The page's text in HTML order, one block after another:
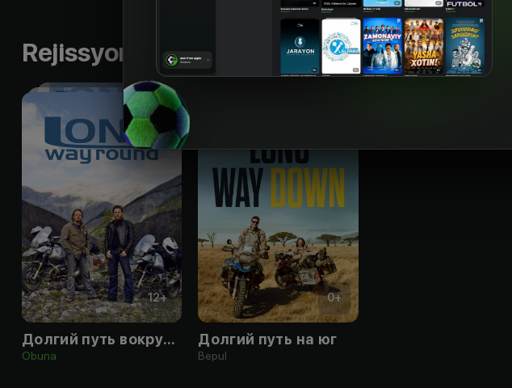
Rejissyorning boshqa ishlari
12+
Долгий путь вокруг Земли
Obuna
0+
Долгий путь на юг
Bepul